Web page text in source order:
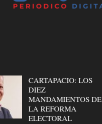
CARTAPACIO: LOS
DIEZ
MANDAMIENTOS DE
LA REFORMA
ELECTORAL